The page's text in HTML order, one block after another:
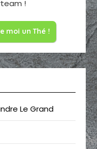
!
moi un Thé !
Le Grand